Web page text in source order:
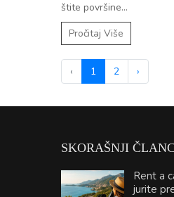
štite površine...
Pročitaj Više
‹ 1 2 ›
SKORAŠNJI
Rent a
jurite